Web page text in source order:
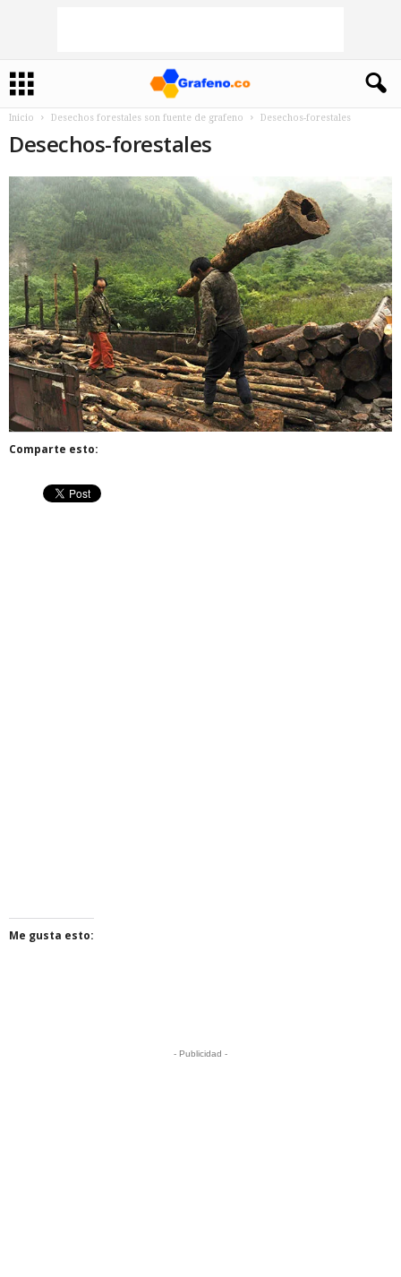
Inicio Desechos forestales son fuente de grafeno Desechos-forestales
Desechos-forestales
Comparte esto:
Me gusta esto:
- Publicidad -